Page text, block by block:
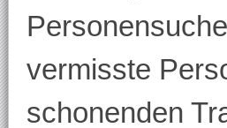
vermisste
schonenden